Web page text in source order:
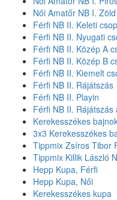
Női Amatőr NB I.
Férfi NB II. Keleti
Férfi NB II. Nyugati
Férfi NB II. Közép A
Férfi NB II. Közép B
Férfi NB II. Kiemelt
Férfi NB II. Rájátszás
Férfi NB II. Playin
Férfi NB II.
Kerekesszékes
3x3 Kerekesszékes
Tippmix Zsíros Tibor
Tippmix Killik László
Hepp Kupa, Férfi
Hepp Kupa, Női
Kerekesszékes kupa